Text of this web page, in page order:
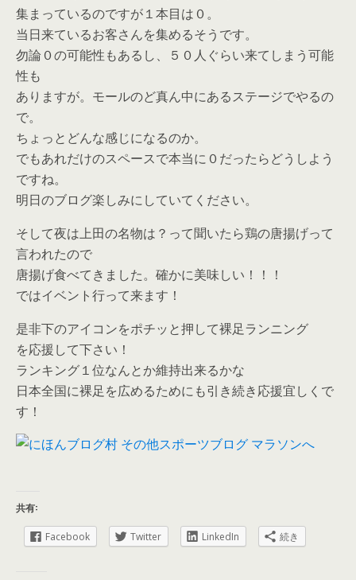
集まっているのですが１本目は０。
当日来ているお客さんを集めるそうです。
勿論０の可能性もあるし、５０人ぐらい来てしまう可能
性も
ありますが。モールのど真ん中にあるステージでやるの
で。
ちょっとどんな感じになるのか。
でもあれだけのスペースで本当に０だったらどうしよう
ですね。
明日のブログ楽しみにしていてください。
そして夜は上田の名物は？って聞いたら鶏の唐揚げって
言われたので
唐揚げ食べてきました。確かに美味しい！！！
ではイベント行って来ます！
是非下のアイコンをポチッと押して裸足ランニング
を応援して下さい！
ランキング１位なんとか維持出来るかな
日本全国に裸足を広めるためにも引き続き応援宜しくで
す！
共有:
Facebook Twitter LinkedIn 続き